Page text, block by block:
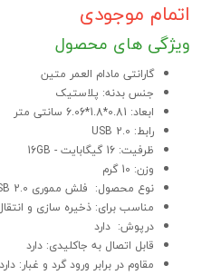
اتمام موجودی
ویژگی های محصول
گارانتی مادام العمر متین
جنس بدنه: پلاستیک
ابعاد: 0.81*1.8*6.06 سانتی متر
رابط: USB 2.0
ظرفیت: 16 گیگابایت - 16GB
وزن: 10 گرم
نوع محصول: فلش مموری USB 2.0
مناسب برای: ذخیره سازی و
درپوش: دارد
قابل اتصال به جاکلیدی: دارد
مقاوم در برابر ورود گرد و غبار: دارد